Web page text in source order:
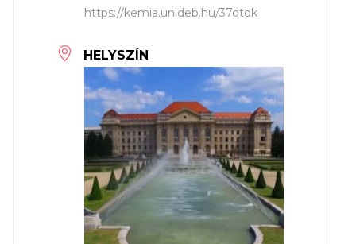
https://kemia.unideb.hu/37otdk
HELYSZÍN